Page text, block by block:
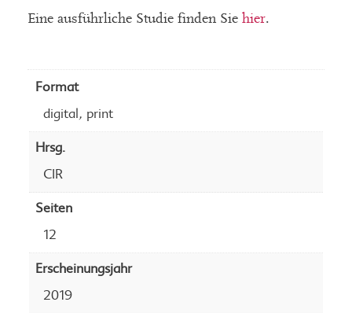
Eine ausführliche Studie finden Sie hier.
Format
digital , print
Hrsg.
CIR
Seiten
12
Erscheinungsjahr
2019